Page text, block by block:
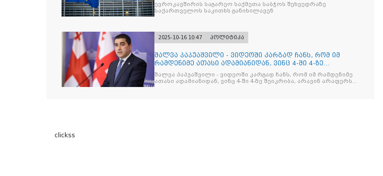
ევროკავშირის საგარეო საქმეთა საბჭოს შეხვედრაზე
საქართველოს საკითხს განიხილავენ
2025-10-16 10:47 პოლიტიკა
შალვა პაპუაშვილი - ვიდეოში კარგად ჩანს, რომ იმ
რამდენიმე ათასი ადამიანიდან, ვინც 4-ში 4-ზე
შეიკრიბა,
შალვა პაპუაშვილი - ვიდეოში კარგად ჩანს, რომ იმ რამდენიმე
ათასი ადამიანიდან, ვინც 4-ში 4-ზე შეიკრიბა, არავინ არაფერს
clickss